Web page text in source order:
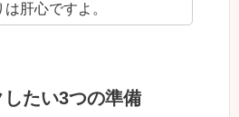
は肝心ですよ。
たい3つの準備